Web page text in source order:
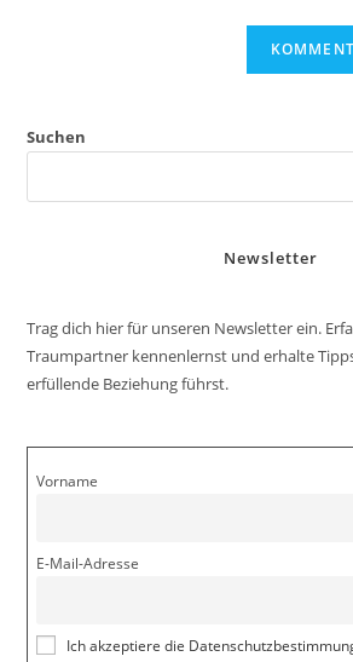
Suchen
Newsletter
Trag dich hier für unseren Newsletter ein.
Traumpartner kennenlernst und erhalte
erfüllende Beziehung führst.
Vorname
E-Mail-Adresse
Ich akzeptiere die